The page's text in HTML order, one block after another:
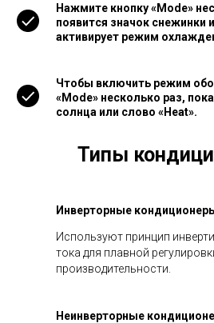
Нажмите кнопку «Mode»
появится значок снежинки
активирует режим
Чтобы включить режим
«Mode» несколько раз,
солнца или слово «Heat».
Типы
Инверторные
Используют принцип
тока для плавной
производительности.
Неинверторные